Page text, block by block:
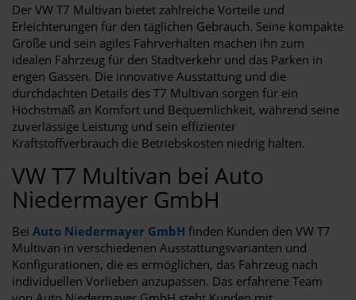
Der VW T7 Multivan bietet zahlreiche Vorteile und
Erleichterungen für den täglichen Gebrauch. Seine kompakte
Größe und sein agiles Fahrverhalten machen ihn zum
idealen Fahrzeug für den Stadtverkehr und das Parken in
engen Gassen. Die innovative Ausstattung und die
durchdachten Details des T7 Multivan sorgen für ein
Höchstmaß an Komfort und Bequemlichkeit, während seine
zuverlässige Leistung und sein effizienter
Kraftstoffverbrauch die Betriebskosten niedrig halten.
VW T7 Multivan bei Auto
Niedermayer GmbH
Bei Auto Niedermayer GmbH finden Kunden den VW T7
Multivan in verschiedenen Ausstattungsvarianten und
Konfigurationen, die es ermöglichen, das Fahrzeug nach
individuellen Vorlieben anzupassen. Das erfahrene Team